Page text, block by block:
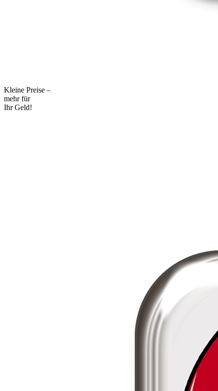
Kleine Preise –
mehr für
Ihr Geld!